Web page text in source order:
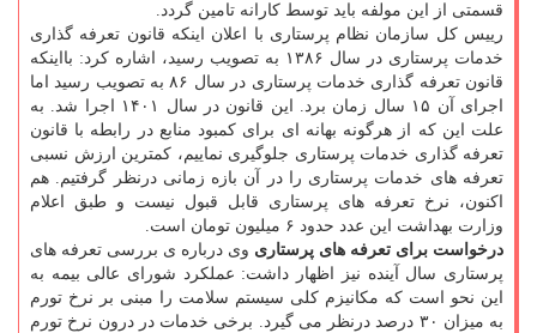
قسمتی از این مولفه باید توسط کارانه تامین گردد.
رییس کل سازمان نظام پرستاری با اعلان اینکه قانون تعرفه گذاری
خدمات پرستاری در سال ۱۳۸۶ به تصویب رسید، اشاره کرد: بااینکه
قانون تعرفه گذاری خدمات پرستاری در سال ۸۶ به تصویب رسید اما
اجرای آن ۱۵ سال زمان برد. این قانون در سال ۱۴۰۱ اجرا شد. به
علت این که از هرگونه بهانه ای برای کمبود منابع در رابطه با قانون
تعرفه گذاری خدمات پرستاری جلوگیری نماییم، کمترین ارزش نسبی
تعرفه های خدمات پرستاری را در آن بازه زمانی درنظر گرفتیم. هم
اکنون، نرخ تعرفه های پرستاری قابل قبول نیست و طبق اعلام
وزارت بهداشت این عدد حدود ۶ میلیون تومان است.
درخواست برای تعرفه های پرستاری وی درباره ی بررسی تعرفه های
پرستاری سال آینده نیز اظهار داشت: عملکرد شورای عالی بیمه به
این نحو است که مکانیزم کلی سیستم سلامت را مبنی بر نرخ تورم
به میزان ۳۰ درصد درنظر می گیرد. برخی خدمات در درون نرخ تورم